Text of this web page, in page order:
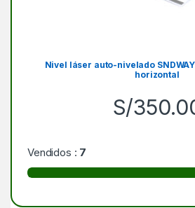
Nivel láser auto-nivelado
horizontal
S/
Vendidos : 7